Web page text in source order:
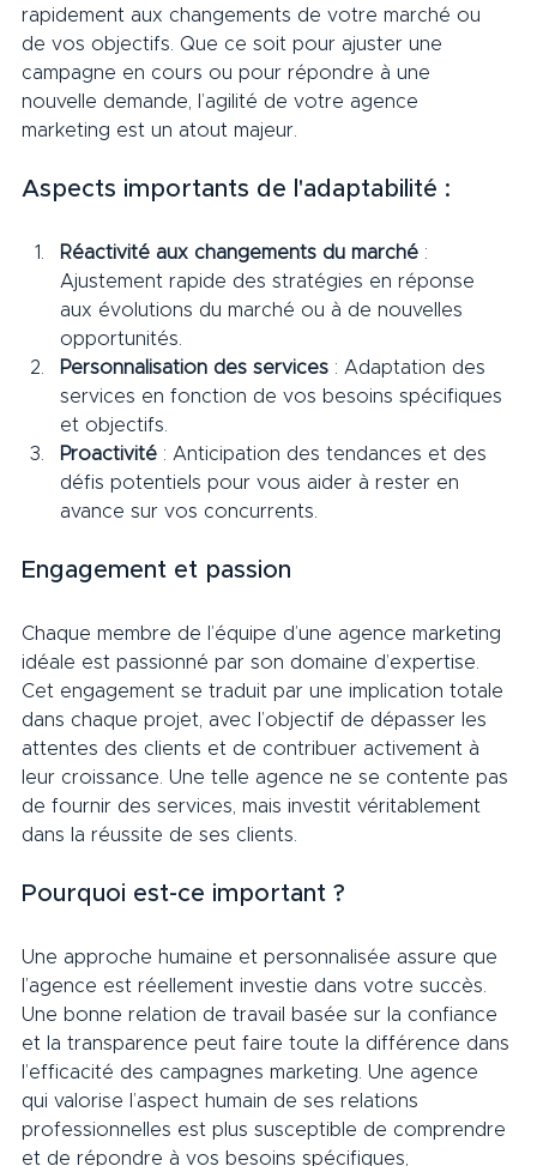
rapidement aux changements de votre marché ou
de vos objectifs. Que ce soit pour ajuster une
campagne en cours ou pour répondre à une
nouvelle demande, l’agilité de votre agence
marketing est un atout majeur.
Aspects importants de l'adaptabilité :
Réactivité aux changements du marché :
Ajustement rapide des stratégies en réponse
aux évolutions du marché ou à de nouvelles
opportunités.
Personnalisation des services : Adaptation des
services en fonction de vos besoins spécifiques
et objectifs.
Proactivité : Anticipation des tendances et des
défis potentiels pour vous aider à rester en
avance sur vos concurrents.
Engagement et passion
Chaque membre de l’équipe d’une agence marketing
idéale est passionné par son domaine d’expertise.
Cet engagement se traduit par une implication totale
dans chaque projet, avec l’objectif de dépasser les
attentes des clients et de contribuer activement à
leur croissance. Une telle agence ne se contente pas
de fournir des services, mais investit véritablement
dans la réussite de ses clients.
Pourquoi est-ce important ?
Une approche humaine et personnalisée assure que
l’agence est réellement investie dans votre succès.
Une bonne relation de travail basée sur la confiance
et la transparence peut faire toute la différence dans
l’efficacité des campagnes marketing. Une agence
qui valorise l’aspect humain de ses relations
professionnelles est plus susceptible de comprendre
et de répondre à vos besoins spécifiques,